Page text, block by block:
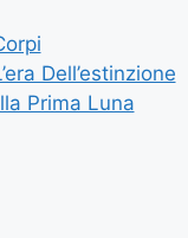
Dell’estinzione
Prima Luna